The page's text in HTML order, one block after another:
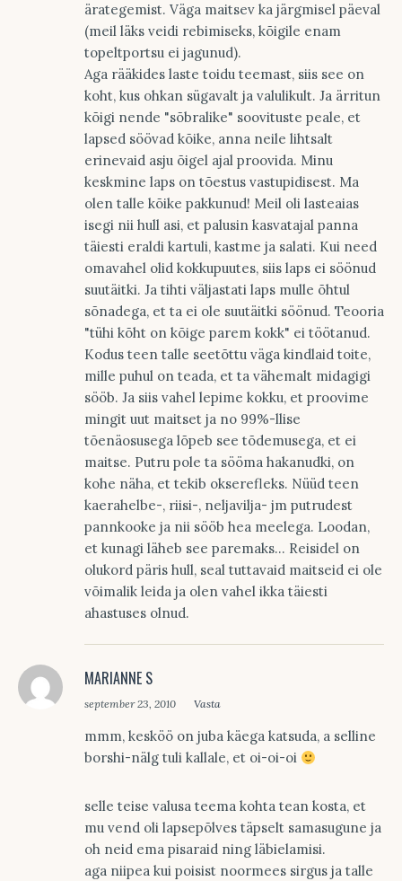
ärategemist. Väga maitsev ka järgmisel päeval
(meil läks veidi rebimiseks, kõigile enam
topeltportsu ei jagunud).
Aga rääkides laste toidu teemast, siis see on
koht, kus ohkan sügavalt ja valulikult. Ja ärritun
kõigi nende "sõbralike" soovituste peale, et
lapsed söövad kõike, anna neile lihtsalt
erinevaid asju õigel ajal proovida. Minu
keskmine laps on tõestus vastupidisest. Ma
olen talle kõike pakkunud! Meil oli lasteaias
isegi nii hull asi, et palusin kasvatajal panna
täiesti eraldi kartuli, kastme ja salati. Kui need
omavahel olid kokkupuutes, siis laps ei söönud
suutäitki. Ja tihti väljastati laps mulle õhtul
sõnadega, et ta ei ole suutäitki söönud. Teooria
"tühi kõht on kõige parem kokk" ei töötanud.
Kodus teen talle seetõttu väga kindlaid toite,
mille puhul on teada, et ta vähemalt midagigi
sööb. Ja siis vahel lepime kokku, et proovime
mingit uut maitset ja no 99%-llise
tõenäosusega lõpeb see tõdemusega, et ei
maitse. Putru pole ta sööma hakanudki, on
kohe näha, et tekib okserefleks. Nüüd teen
kaerahelbe-, riisi-, neljavilja- jm putrudest
pannkooke ja nii sööb hea meelega. Loodan,
et kunagi läheb see paremaks… Reisidel on
olukord päris hull, seal tuttavaid maitseid ei ole
võimalik leida ja olen vahel ikka täiesti
ahastuses olnud.
MARIANNE S
september 23, 2010 Vasta
mmm, kesköö on juba käega katsuda, a selline
borshi-nälg tuli kallale, et oi-oi-oi
selle teise valusa teema kohta tean kosta, et
mu vend oli lapsepõlves täpselt samasugune ja
oh neid ema pisaraid ning läbielamisi.
aga niipea kui poisist noormees sirgus ja talle